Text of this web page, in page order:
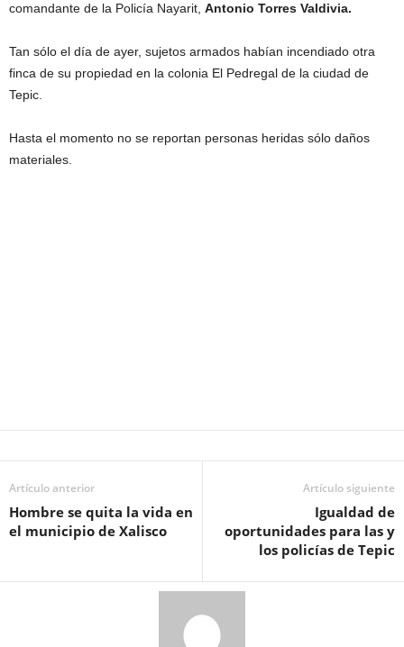
comandante de la Policía Nayarit, Antonio Torres Valdivia.
Tan sólo el día de ayer, sujetos armados habían incendiado otra
finca de su propiedad en la colonia El Pedregal de la ciudad de
Tepic.
Hasta el momento no se reportan personas heridas sólo daños
materiales.
Artículo anterior
Hombre se quita la vida en
el municipio de Xalisco
Artículo siguiente
Igualdad de
oportunidades para las y
los policías de Tepic